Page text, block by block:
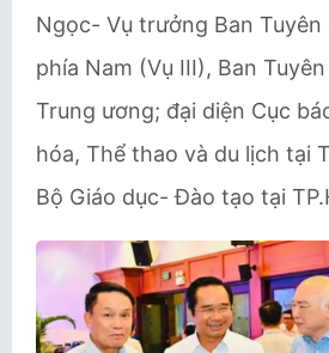
Ngọc- Vụ trưởng Ban Tuyên
phía Nam (Vụ III), Ban
Trung ương; đại diện Cục
hóa, Thể thao và du lịch tại
Bộ Giáo dục- Đào tạo tại